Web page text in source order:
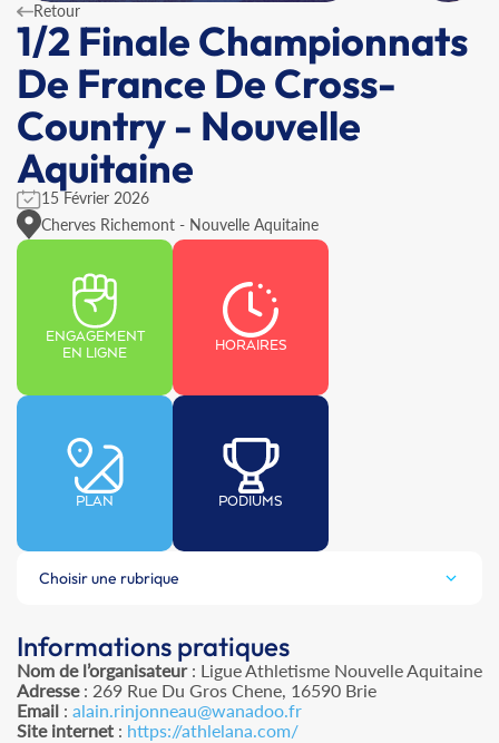
Retour
1/2 Finale Championnats
De France De Cross-
Country - Nouvelle
Aquitaine
15 Février 2026
Cherves Richemont - Nouvelle Aquitaine
ENGAGEMENT
EN LIGNE
HORAIRES
PLAN PODIUMS
Choisir une rubrique
Informations pratiques
Nom de l’organisateur: Ligue Athletisme Nouvelle Aquitaine
Adresse: 269 Rue Du Gros Chene, 16590 Brie
Email : alain.rinjonneau@wanadoo.fr
Site internet : https://athlelana.com/